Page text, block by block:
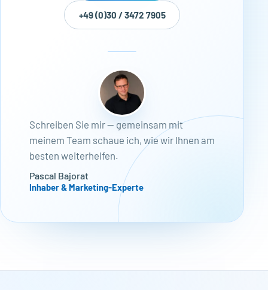
+49 (0)30 / 3472 7905
Schreiben Sie mir — gemeinsam mit
meinem Team schaue ich, wie wir Ihnen am
besten weiterhelfen.
Pascal Bajorat
Inhaber & Marketing-Experte